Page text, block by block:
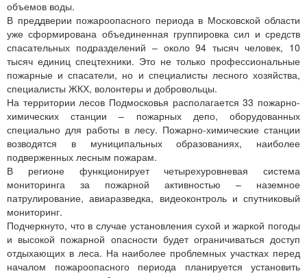
объемов воды.
В преддверии пожароопасного периода в Московской области
уже сформирована объединенная группировка сил и средств
спасательных подразделений – около 94 тысяч человек, 10
тысяч единиц спецтехники. Это не только профессиональные
пожарные и спасатели, но и специалисты лесного хозяйства,
специалисты ЖКХ, волонтеры и добровольцы.
На территории лесов Подмосковья располагается 33 пожарно-
химических станции – пожарных депо, оборудованных
специально для работы в лесу. Пожарно-химические станции
возводятся в муниципальных образованиях, наиболее
подверженных лесным пожарам.
В регионе функционирует четырехуровневая система
мониторинга за пожарной активностью – наземное
патрулирование, авиаразведка, видеоконтроль и спутниковый
мониторинг.
Подчеркнуто, что в случае установления сухой и жаркой погоды
и высокой пожарной опасности будет ограничиваться доступ
отдыхающих в леса. На наиболее проблемных участках перед
началом пожароопасного периода планируется установить